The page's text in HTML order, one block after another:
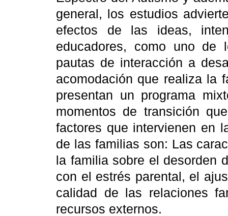
general, los estudios
efectos de las ideas,
educadores, como uno de
pautas de interacción a
acomodación que realiza la
presentan un programa
momentos de transición
factores que intervienen en
de las familias son: Las
la familia sobre el desorden
con el estrés parental, el
calidad de las relaciones
recursos externos.